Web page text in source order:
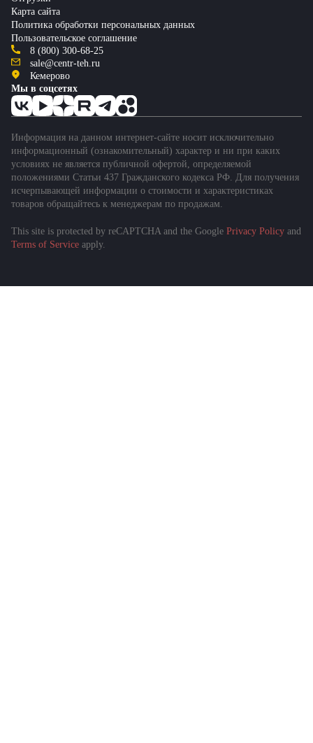
Карта сайта
Политика обработки персональных данных
Пользовательское соглашение
8 (800) 300-68-25
sale@centr-teh.ru
Кемерово
Мы в соцсетях
Информация на данном интернет-сайте носит исключительно
информационный (ознакомительный) характер и ни при каких
условиях не является публичной офертой, определяемой
положениями Статьи 437 Гражданского кодекса РФ. Для получения
исчерпывающей информации о стоимости и характеристиках
товаров обращайтесь к менеджерам по продажам.
This site is protected by reCAPTCHA and the Google Privacy Policy and
Terms of Service apply.